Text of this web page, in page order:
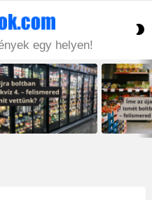
egy helyen!